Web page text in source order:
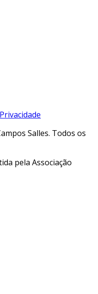
Salles. Todos os
pela Associação